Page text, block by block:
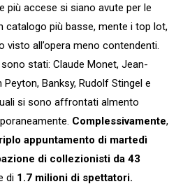
più accese si siano avute per le
catalogo più basse, mente i top lot,
visto all’opera meno contendenti.
stati: Claude Monet, Jean-
Banksy, Rudolf Stingel e
si sono affrontati almento
Complessivamente,
appuntamento di martedì
di collezionisti da 43
di 1.7 milioni di spettatori.